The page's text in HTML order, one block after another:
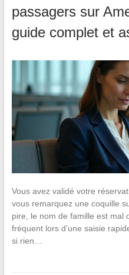
passagers sur
guide complet et
Vous avez validé votre
vous remarquez une coquille
pire, le nom de famille est mal
fréquent lors d’une saisie
si rien…